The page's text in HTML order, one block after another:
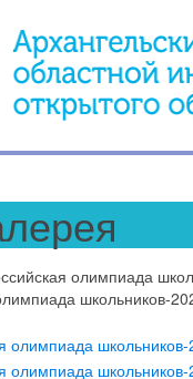
олимпиада
школьников-